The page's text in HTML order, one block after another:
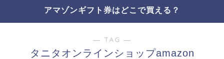
アマゾンギフト券はどこで買える？
― TAG ―
タニタオンラインショップamazon